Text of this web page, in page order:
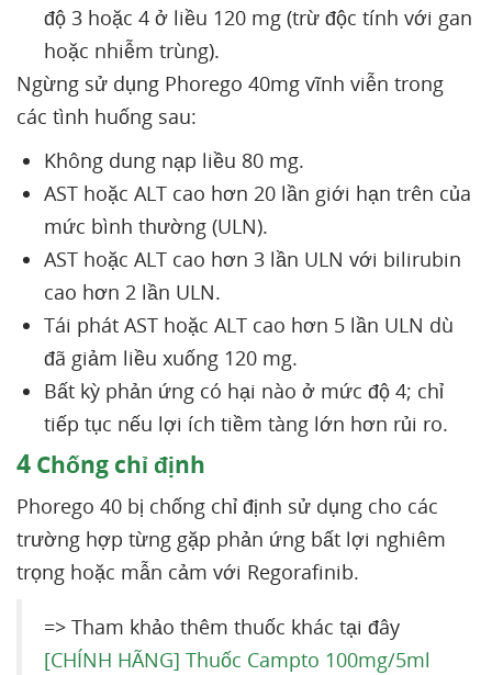
độ 3 hoặc 4 ở liều 120 mg (trừ độc tính với gan
hoặc nhiễm trùng).
Ngừng sử dụng Phorego 40mg vĩnh viễn trong
các tình huống sau:
Không dung nạp liều 80 mg.
AST hoặc ALT cao hơn 20 lần giới hạn trên của
mức bình thường (ULN).
AST hoặc ALT cao hơn 3 lần ULN với bilirubin
cao hơn 2 lần ULN.
Tái phát AST hoặc ALT cao hơn 5 lần ULN dù
đã giảm liều xuống 120 mg.
Bất kỳ phản ứng có hại nào ở mức độ 4; chỉ
tiếp tục nếu lợi ích tiềm tàng lớn hơn rủi ro.
4 Chống chỉ định
Phorego 40 bị chống chỉ định sử dụng cho các
trường hợp từng gặp phản ứng bất lợi nghiêm
trọng hoặc mẫn cảm với Regorafinib.
=> Tham khảo thêm thuốc khác tại đây
[CHÍNH HÃNG] Thuốc Campto 100mg/5ml